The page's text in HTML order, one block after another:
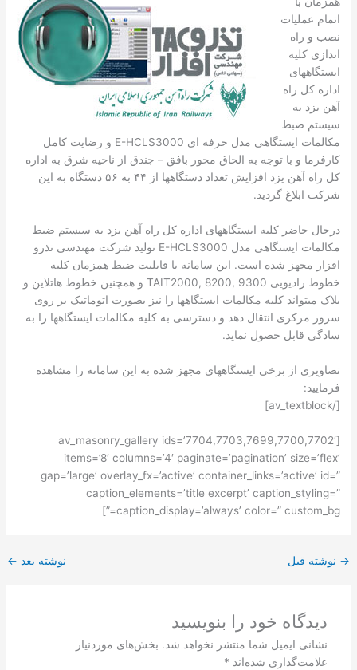
اتمام عملیات
نصب و راه
اندازی کلیه
ایستگاههای
اداره کل راه
آهن یزد به
سیستم ضبط
مکالمات ایستگاهی مدل حرفه ای E-HCLS3000 و رضایت کامل
کارفرما و با توجه به الحاق محور بافق – جندق از ناحیه شرق به اداره
کل راه آهن یزد افزایش تعداد دستگاهها از ۴۴ به ۵۶ دستگاه به این
شرکت ابلاغ گردید.
درحال حاضر کلیه ایستگاههای اداره کل راه آهن یزد به سیستم ضبط
مکالمات ایستگاهی مدل E-HCLS3000 تولید شرکت مهندسی تذرو
افزار مجهز شده است. این سامانه با قابلیت ضبط همزمان کلیه
خطوط رادیویی TAIT2000, 8200, 9300 و همچنین خطوط هاتلاین و
بلاک میتواند کلیه مکالمات ایستگاهها را نیز بصورت اتوماتیک بر روی
سرور مرکزی انتقال دهد و دسترسی به کلیه مکالمات ایستگاهها را به
سادگی قابل حصول نماید.
تصاویری از برخی ایستگاههای مجهز شده به این سامانه را مشاهده
فرمایید:
[/av_textblock]
[av_masonry_gallery ids=’7704,7703,7699,7700,7702′
items=’8′ columns=’4′ paginate=’pagination’ size=’flex’
gap=’large’ overlay_fx=’active’ container_links=’active’ id=”
caption_elements=’title excerpt’ caption_styling=”
caption_display=’always’ color=” custom_bg=”]
→ نوشته قبل نوشته بعد ←
دیدگاه‌ خود را بنویسید
نشانی ایمیل شما منتشر نخواهد شد. بخش‌های موردنیاز
علامت‌گذاری شده‌اند *